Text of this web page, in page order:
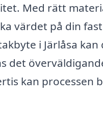
Med rätt
värdet på din
i Järlåsa kan
det
kan processen